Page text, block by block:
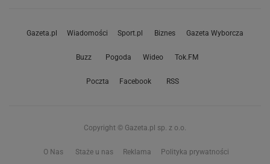
Gazeta.pl Wiadomości Sport.pl Biznes Gazeta Wyborcza
Buzz Pogoda Wideo Tok.FM
Poczta Facebook RSS
Copyright © Gazeta.pl sp. z o.o.
O Nas Staże u nas Reklama Polityka prywatności